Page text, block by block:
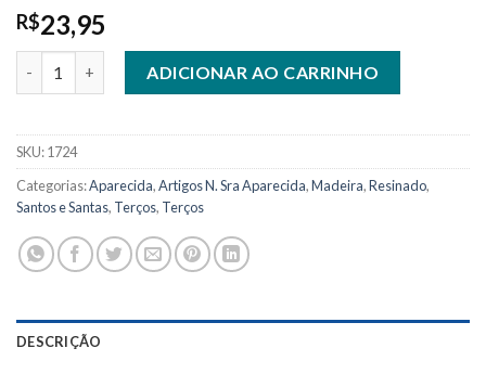
R$23,95
ADICIONAR AO CARRINHO
SKU:1724
Categorias:Aparecida,Artigos N. Sra Aparecida,Madeira,Resinado,
Santos e Santas, Terços, Terços
DESCRIÇÃO